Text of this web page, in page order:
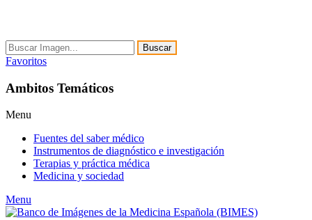
Buscar
Favoritos
Ambitos Temáticos
Menu
Fuentes del saber médico
Instrumentos de diagnóstico e investigación
Terapias y práctica médica
Medicina y sociedad
Menu